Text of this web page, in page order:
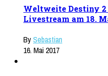
Weltweite Destiny
Livestream am 18.
BySebastian
16. Mai 2017